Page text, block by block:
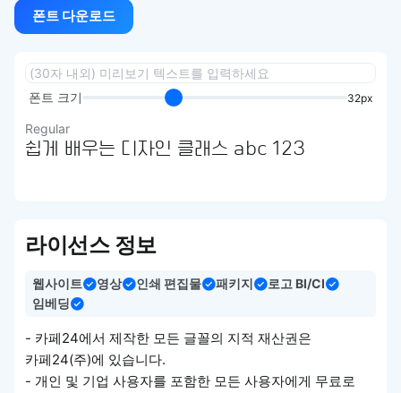
폰트 다운로드
폰트 크기 32px
Regular
쉽게 배우는 디자인 클래스 abc 123
라이선스 정보
웹사이트 영상 인쇄 편집물 패키지
로고 BI/CI
임베딩
- 카페24에서 제작한 모든 글꼴의 지적 재산권은
카페24(주)에 있습니다.
- 개인 및 기업 사용자를 포함한 모든 사용자에게 무료로